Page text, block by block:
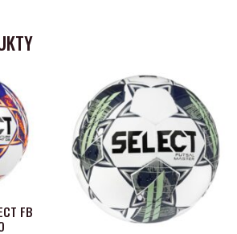
FB
product
has
multiple
variants.
The
options